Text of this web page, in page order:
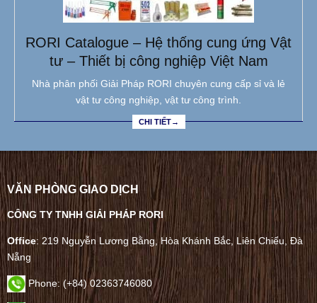
RORI Catalogue – Hệ thống cung ứng Vật
tư – Thiết bị công nghiệp Việt Nam
Nhà phân phối Giải Pháp RORI chuyên cung cấp sỉ và lẻ
vật tư công nghiệp, vật tư công trình.
CHI TIẾT→
VĂN PHÒNG GIAO DỊCH
CÔNG TY TNHH GIẢI PHÁP RORI
Office: 219 Nguyễn Lương Bằng, Hòa Khánh Bắc, Liên Chiểu, Đà
Nẵng
Phone:(+84) 02363746080